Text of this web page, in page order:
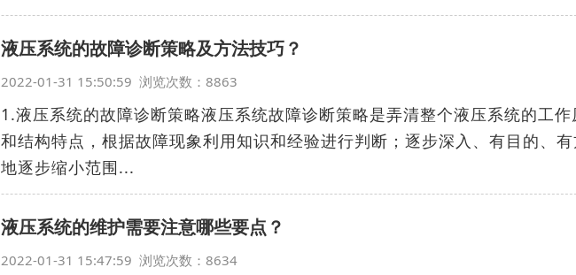
液压系统的故障诊断策略及方法技巧？
2022-01-31 15:50:59 浏览次数：8863
1.液压系统的故障诊断策略液压系统故障诊断策略是弄清整个液压系统的工作
和结构特点，根据故障现象利用知识和经验进行判断；逐步深入、有目的、
地逐步缩小范围...
液压系统的维护需要注意哪些要点？
2022-01-31 15:47:59 浏览次数：8634